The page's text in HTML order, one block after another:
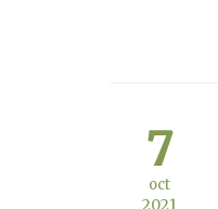
7
oct
2021